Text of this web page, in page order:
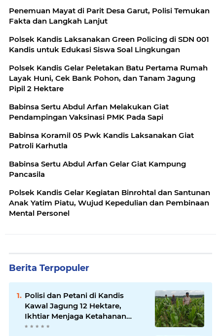
Penemuan Mayat di Parit Desa Garut, Polisi Temukan
Fakta dan Langkah Lanjut
Polsek Kandis Laksanakan Green Policing di SDN 001
Kandis untuk Edukasi Siswa Soal Lingkungan
Polsek Kandis Gelar Peletakan Batu Pertama Rumah
Layak Huni, Cek Bank Pohon, dan Tanam Jagung
Pipil 2 Hektare
Babinsa Sertu Abdul Arfan Melakukan Giat
Pendampingan Vaksinasi PMK Pada Sapi
Babinsa Koramil 05 Pwk Kandis Laksanakan Giat
Patroli Karhutla
Babinsa Sertu Abdul Arfan Gelar Giat Kampung
Pancasila
Polsek Kandis Gelar Kegiatan Binrohtal dan Santunan
Anak Yatim Piatu, Wujud Kepedulian dan Pembinaan
Mental Personel
Berita Terpopuler
Polisi dan Petani di Kandis
Kawal Jagung 12 Hektare,
Ikhtiar Menjaga Ketahanan
Pangan